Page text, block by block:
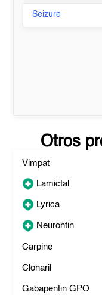
Seizure
Otros
Vimpat
Lamictal
Lyrica
Neurontin
Carpine
Clonaril
Gabapentin GPO